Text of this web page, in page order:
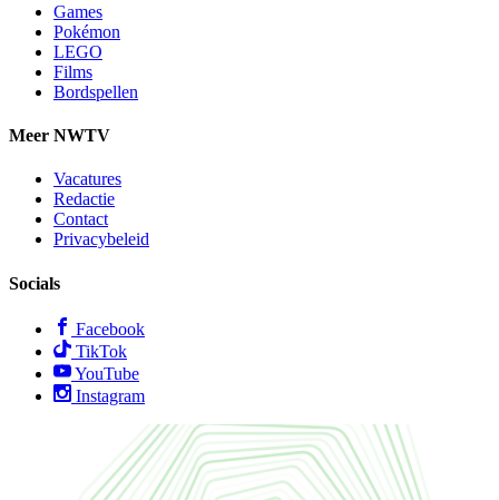
Games
Pokémon
LEGO
Films
Bordspellen
Meer NWTV
Vacatures
Redactie
Contact
Privacybeleid
Socials
Facebook
TikTok
YouTube
Instagram